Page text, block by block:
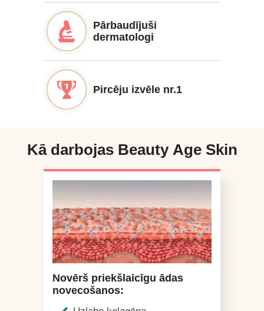
Pārbaudījuši
dermatologi
Pircēju izvēle nr.1
Kā darbojas Beauty Age Skin
Novērš priekšlaicīgu ādas
novecošanos: